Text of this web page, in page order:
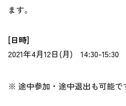
ます。
[日時]
2021年4月12日(月) 14:30-15:30
※ 途中参加・途中退出も可能で